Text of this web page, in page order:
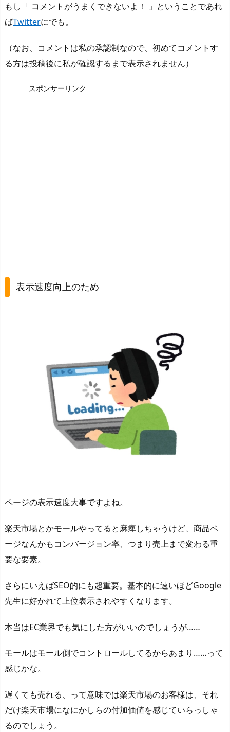
もし「 コメントがうまくできないよ！ 」ということであれ
ばTwitterにでも。
（なお、コメントは私の承認制なので、初めてコメントす
る方は投稿後に私が確認するまで表示されません）
スポンサーリンク
表示速度向上のため
ページの表示速度大事ですよね。
楽天市場とかモールやってると麻痺しちゃうけど、商品ペ
ージなんかもコンバージョン率、つまり売上まで変わる重
要な要素。
さらにいえばSEO的にも超重要。基本的に速いほどGoogle
先生に好かれて上位表示されやすくなります。
本当はEC業界でも気にした方がいいのでしょうが……
モールはモール側でコントロールしてるからあまり……って
感じかな。
遅くても売れる、って意味では楽天市場のお客様は、それ
だけ楽天市場になにかしらの付加価値を感じていらっしゃ
るのでしょう。